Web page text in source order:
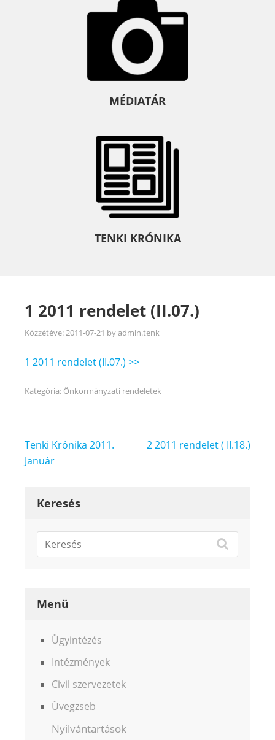
MÉDIATÁR
TENKI KRÓNIKA
1 2011 rendelet (II.07.)
Közzétéve:2011-07-21 byadmin.tenk
1 2011 rendelet (II.07.) >>
Kategória: Önkormányzati rendeletek
Bejegyzés
navigáció
Tenki Krónika 2011.
Január
2 2011 rendelet ( II.18.)
Keresés
Menü
Ügyintézés
Intézmények
Civil szervezetek
Üvegzseb
Nyilvántartások